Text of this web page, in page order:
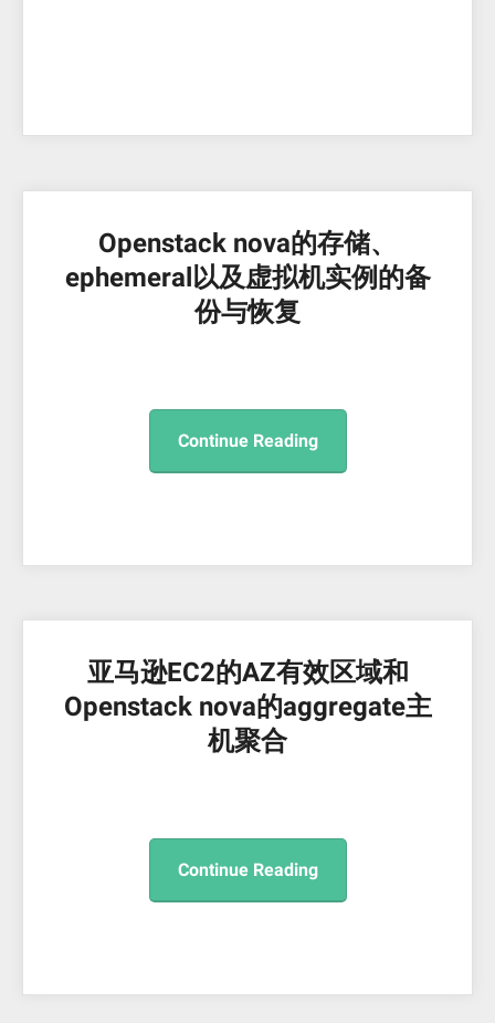
Openstack nova的存储、
ephemeral以及虚拟机实例的备
份与恢复
Continue Reading
亚马逊EC2的AZ有效区域和
Openstack nova的aggregate主
机聚合
Continue Reading